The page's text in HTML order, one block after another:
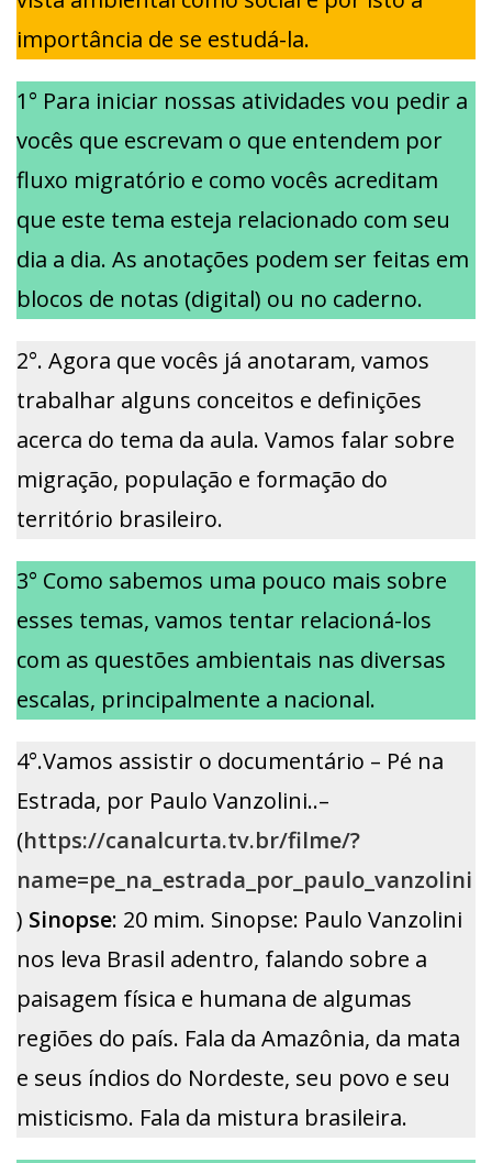
importância de se estudá-la.
1° Para iniciar nossas atividades vou pedir a
vocês que escrevam o que entendem por
fluxo migratório e como vocês acreditam
que este tema esteja relacionado com seu
dia a dia. As anotações podem ser feitas em
blocos de notas (digital) ou no caderno.
2°. Agora que vocês já anotaram, vamos
trabalhar alguns conceitos e definições
acerca do tema da aula. Vamos falar sobre
migração, população e formação do
território brasileiro.
3° Como sabemos uma pouco mais sobre
esses temas, vamos tentar relacioná-los
com as questões ambientais nas diversas
escalas, principalmente a nacional.
4°.Vamos assistir o documentário – Pé na
Estrada, por Paulo Vanzolini..–
(https://canalcurta.tv.br/filme/?
name=pe_na_estrada_por_paulo_vanzolini
) Sinopse: 20 mim. Sinopse: Paulo Vanzolini
nos leva Brasil adentro, falando sobre a
paisagem física e humana de algumas
regiões do país. Fala da Amazônia, da mata
e seus índios do Nordeste, seu povo e seu
misticismo. Fala da mistura brasileira.